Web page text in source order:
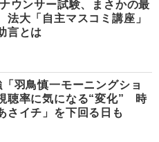
ウンサー試験、まさかの最
大「自主マスコミ講座」
言とは
羽鳥慎一モーニングショ
聴率に気になる“変化” 時
さイチ」を下回る日も